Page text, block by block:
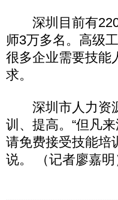
深圳目前有220
师3万多名。高级
很多企业需要技能
求。
深圳市人力资源
训、提高。“但凡
请免费接受技能培
说。 （记者廖嘉明